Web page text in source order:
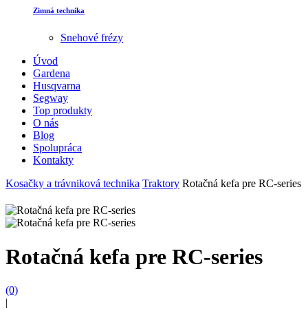
Zimná technika
Snehové frézy
Úvod
Gardena
Husqvarna
Segway
Top produkty
O nás
Blog
Spolupráca
Kontakty
Kosačky a trávniková technika Traktory Rotačná kefa pre RC-series
Rotačná kefa pre RC-series
(0)
|